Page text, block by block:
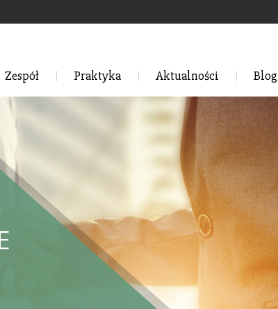
Zespół Praktyka Aktualności Blog